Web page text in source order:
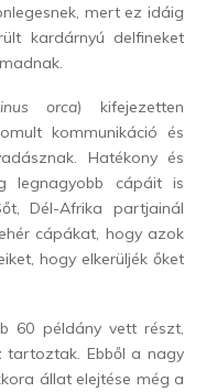
mert ez idáig
kardárnyú delfineket
orca) kifejezetten
kommunikáció és
Hatékony és
legnagyobb cápáit is
Dél-Afrika partjainál
cápákat, hogy azok
hogy elkerüljék őket
60 példány vett részt,
tartoztak. Ebből a nagy
állat elejtése még a